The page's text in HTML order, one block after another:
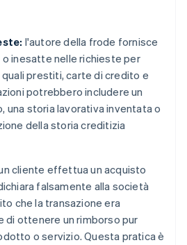
l'autore della frode fornisce
inesatte nelle richieste per
prestiti, carte di credito e
potrebbero includere un
una storia lavorativa inventata o
della storia creditizia
cliente effettua un acquisto
falsamente alla società
che la transazione era
di ottenere un rimborso pur
o servizio. Questa pratica è